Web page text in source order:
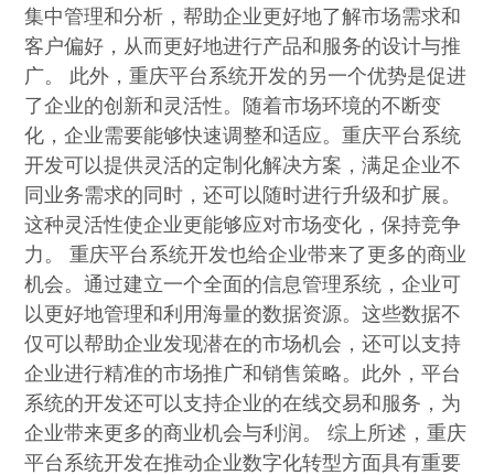
集中管理和分析，帮助企业更好地了解市场需求和
客户偏好，从而更好地进行产品和服务的设计与推
广。 此外，重庆平台系统开发的另一个优势是促进
了企业的创新和灵活性。随着市场环境的不断变
化，企业需要能够快速调整和适应。重庆平台系统
开发可以提供灵活的定制化解决方案，满足企业不
同业务需求的同时，还可以随时进行升级和扩展。
这种灵活性使企业更能够应对市场变化，保持竞争
力。 重庆平台系统开发也给企业带来了更多的商业
机会。通过建立一个全面的信息管理系统，企业可
以更好地管理和利用海量的数据资源。这些数据不
仅可以帮助企业发现潜在的市场机会，还可以支持
企业进行精准的市场推广和销售策略。此外，平台
系统的开发还可以支持企业的在线交易和服务，为
企业带来更多的商业机会与利润。 综上所述，重庆
平台系统开发在推动企业数字化转型方面具有重要